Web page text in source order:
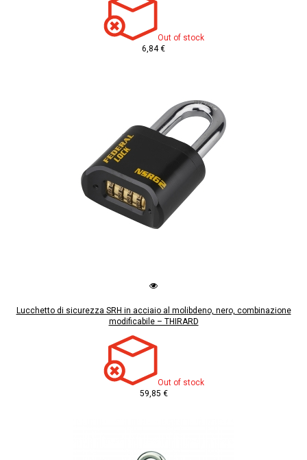
Out of stock
6,84 €
Lucchetto di sicurezza SRH in acciaio al molibdeno, nero, combinazione
modificabile – THIRARD
Out of stock
59,85 €